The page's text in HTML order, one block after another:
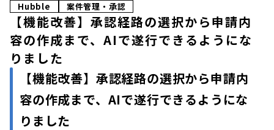
Hubble 案件管理・承認
【機能改善】承認経路の選択から申請内
容の作成まで、AIで遂行できるようにな
りました
【機能改善】承認経路の選択から申請内
容の作成まで、AIで遂行できるようにな
りました